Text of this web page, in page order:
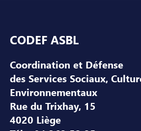
CODEF ASBL
Coordination et Défense
des Services Sociaux,
Environnementaux
Rue du Trixhay, 15
4020 Liège